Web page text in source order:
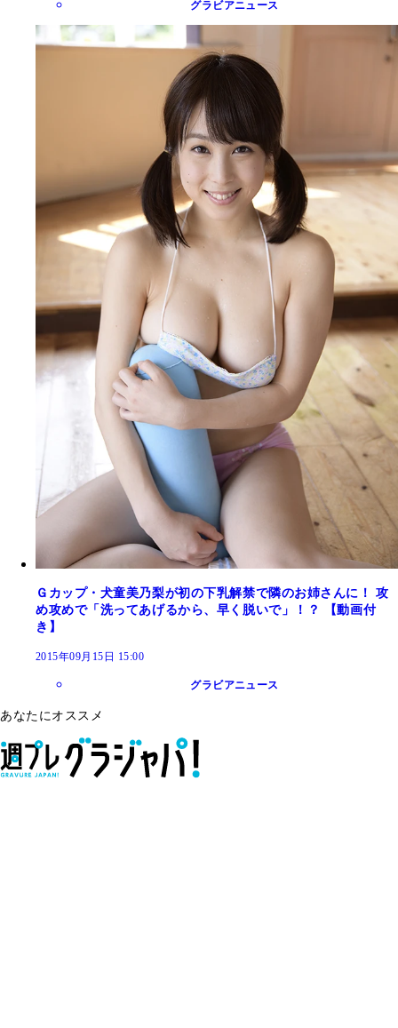
グラビアニュース
Ｇカップ・犬童美乃梨が初の下乳解禁で隣のお姉さんに！ 攻
め攻めで「洗ってあげるから、早く脱いで」！？ 【動画付
き】
2015年09月15日 15:00
グラビアニュース
あなたにオススメ